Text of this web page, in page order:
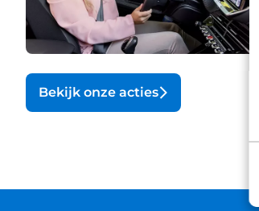
Bekijk onze acties